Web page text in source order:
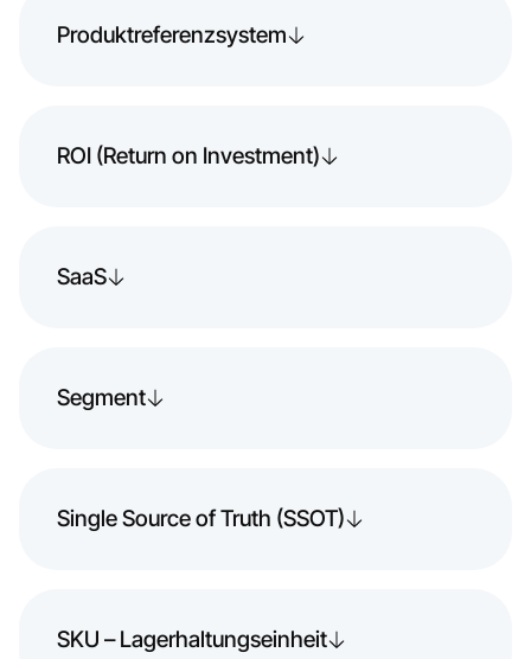
Produktreferenzsystem
ROI (Return on Investment)
SaaS
Segment
Single Source of Truth (SSOT)
SKU – Lagerhaltungseinheit